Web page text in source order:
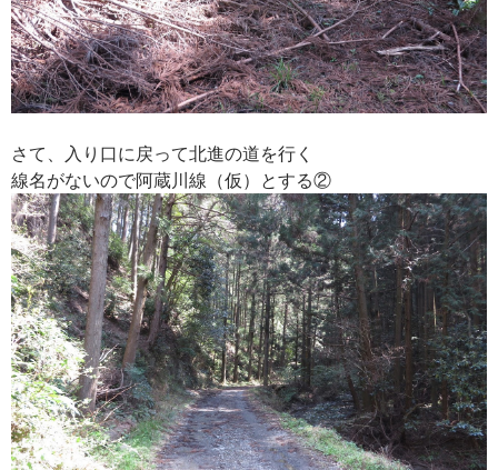
さて、入り口に戻って北進の道を行く
線名がないので阿蔵川線（仮）とする②